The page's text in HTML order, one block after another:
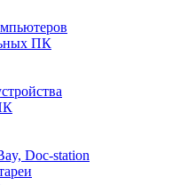
ПК
Doc-station